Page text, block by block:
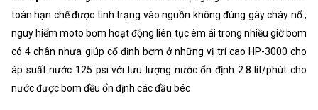
toàn hạn chế được tình trạng vào nguồn không đúng gây cháy nổ ,
nguy hiểm moto bơm hoạt động liên tục êm ái trong nhiều giờ bơm
có 4 chân nhựa giúp cố định bơm ở những vị trí cao HP-3000 cho
áp suất nước 125 psi với lưu lượng nước ổn định 2.8 lít/phút cho
nước được bom đều ổn định các đầu béc